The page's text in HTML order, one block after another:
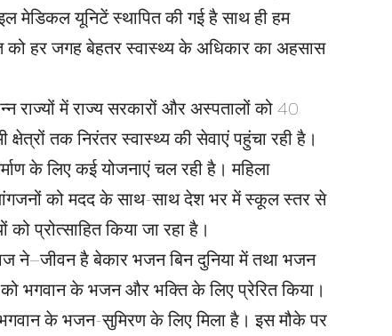
मेडिकल यूनिटें स्थापित की गई है साथ ही हम
को हर जगह बेहतर स्वास्थ्य के अधिकार का अहसास
राज्यों में राज्य सरकारों और अस्पतालों को 40
तक निरंतर स्वास्थ्य की सेवाएं पहुंचा रही है।
के लिए कई योजनाएं चल रही है। महिला
को मदद के साथ-साथ देश भर में स्कूल स्तर से
प्रोत्साहित किया जा रहा है।
ने–जीवन है बेकार भजन बिन दुनिया में तथा भजन
भगवान के भजन और भक्ति के लिए प्रेरित किया।
के भजन-सुमिरण के लिए मिला है। इस मौके पर